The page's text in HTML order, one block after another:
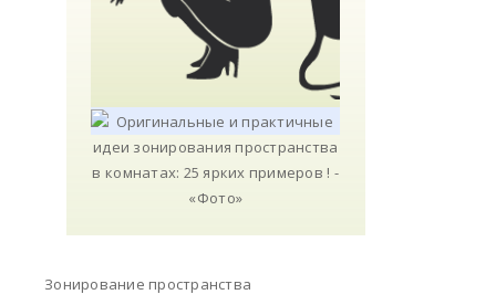
Зонирование пространства